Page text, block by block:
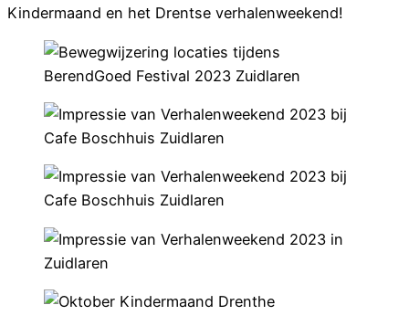
Kindermaand en het Drentse verhalenweekend!